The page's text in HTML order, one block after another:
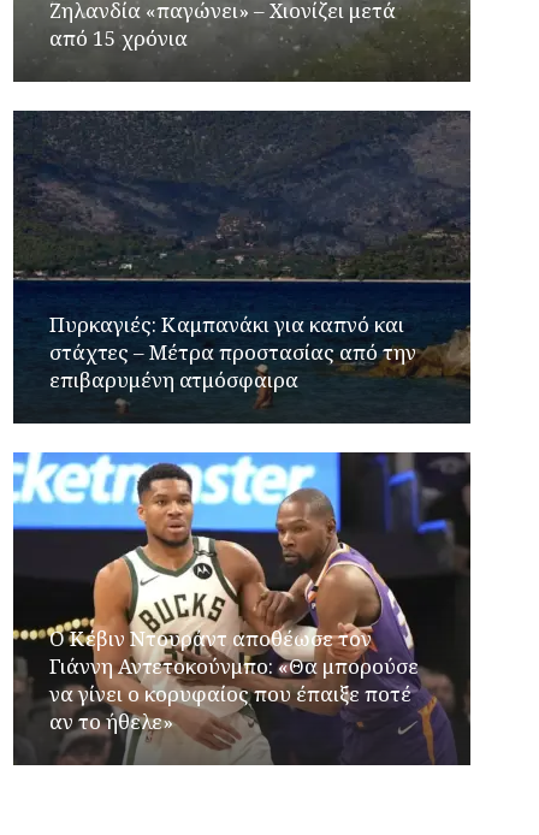
Ζηλανδία «παγώνει» – Χιονίζει μετά
από 15 χρόνια
Πυρκαγιές: Καμπανάκι για καπνό και
στάχτες – Μέτρα προστασίας από την
επιβαρυμένη ατμόσφαιρα
Ο Κέβιν Ντουράντ αποθέωσε τον
Γιάννη Αντετοκούνμπο: «Θα μπορούσε
να γίνει ο κορυφαίος που έπαιξε ποτέ
αν το ήθελε»